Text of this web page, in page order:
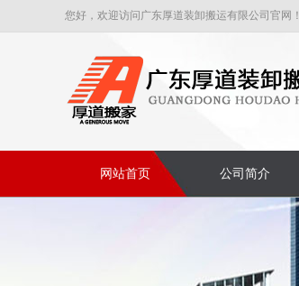
您好，欢迎访问广东厚道装卸搬运有限公司官网！
网站首页 公司简介